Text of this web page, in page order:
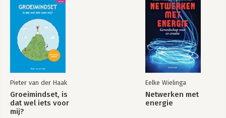
Pieter van der Haak
Groeimindset, is
dat wel iets voor
mij?
Eelke Wielinga
Netwerken met
energie